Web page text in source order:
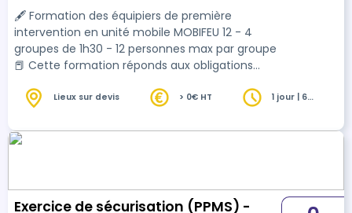
🖋 Formation des équipiers de première
intervention en unité mobile MOBIFEU 12 - 4
groupes de 1h30 - 12 personnes max par groupe
📕 Cette formation réponds aux obligations
R4227-39), et aux obligations de formation en
Lieux sur devis > 0€ HT
1 jour | 6
Exercice de sécurisation (PPMS) -